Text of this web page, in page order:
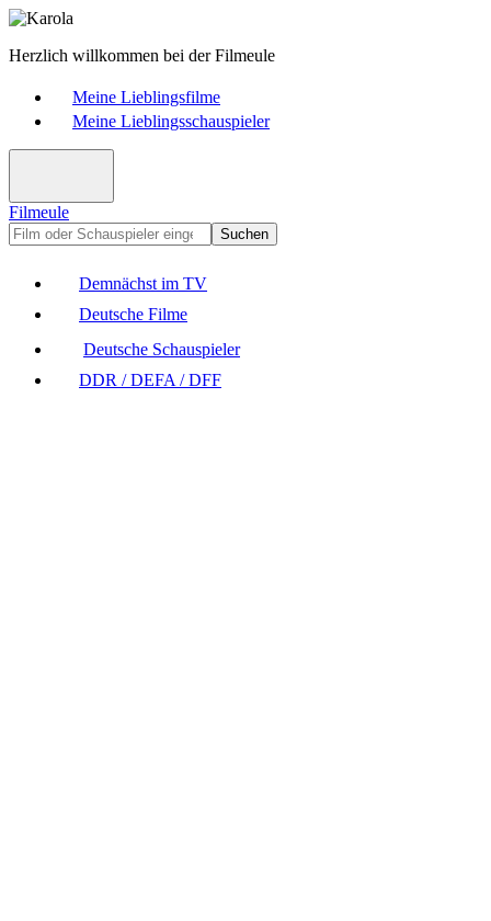
Herzlich willkommen bei der Filmeule
Meine Lieblingsfilme
Meine Lieblingsschauspieler
Filmeule
Suchen
Demnächst im TV
Deutsche Filme
Deutsche Schauspieler
DDR / DEFA / DFF